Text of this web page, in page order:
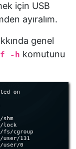
için USB
ayıralım.
genel
-h komutunu